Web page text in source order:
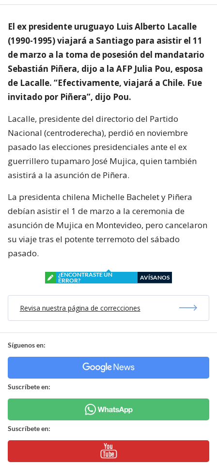
El ex presidente uruguayo Luis Alberto Lacalle
(1990-1995) viajará a Santiago para asistir el 11
de marzo a la toma de posesión del mandatario
Sebastián Piñera, dijo a la AFP Julia Pou, esposa
de Lacalle. “Efectivamente, viajará a Chile. Fue
invitado por Piñera”, dijo Pou.
Lacalle, presidente del directorio del Partido
Nacional (centroderecha), perdió en noviembre
pasado las elecciones presidenciales ante el ex
guerrillero tupamaro José Mujica, quien también
asistirá a la asunción de Piñera.
La presidenta chilena Michelle Bachelet y Piñera
debían asistir el 1 de marzo a la ceremonia de
asunción de Mujica en Montevideo, pero cancelaron
su viaje tras el potente terremoto del sábado
pasado.
¿ENCONTRASTE UN
ERROR?
AVÍSANOS
Revisa nuestra página de correcciones
Síguenos en:
Suscríbete en:
Suscríbete en: